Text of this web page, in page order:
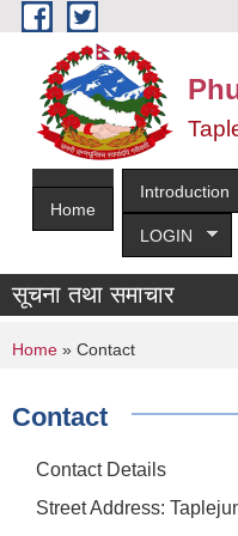
Skip to main content
Home
Introduction
LOGIN
सूचना तथा समाचार
You are here
Home » Contact
Contact
Contact Details
Street Address: